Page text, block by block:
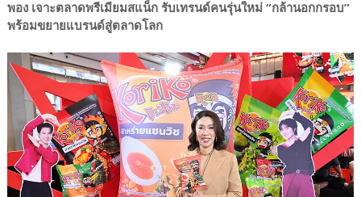
พอง เจาะตลาดพรีเมียมสแน็ก รับเทรนด์คนรุ่นใหม่ “กล้านอกกรอบ”
พร้อมขยายแบรนด์สู่ตลาดโลก